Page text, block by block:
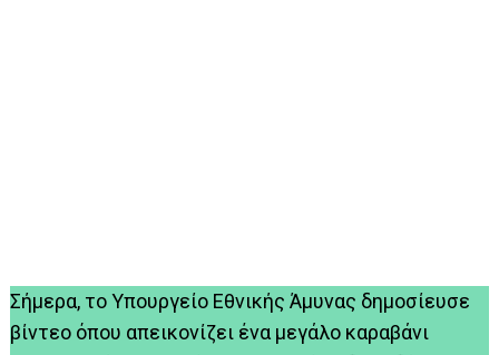
Σήμερα, το Υπουργείο Εθνικής Άμυνας δημοσίευσε
βίντεο όπου απεικονίζει ένα μεγάλο καραβάνι